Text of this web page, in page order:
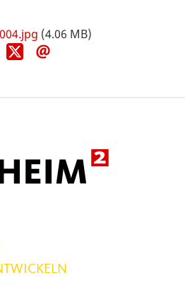
(4.06 MB)
Teile
diese
Teile
diese